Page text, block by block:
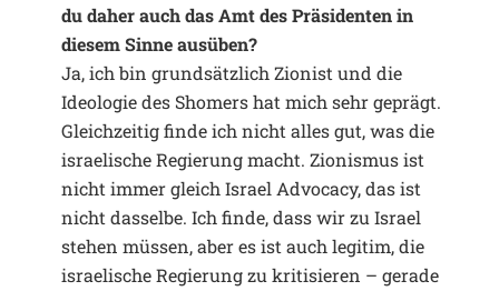
du daher auch das Amt des Präsidenten in
diesem Sinne ausüben?
Ja, ich bin grundsätzlich Zionist und die
Ideologie des Shomers hat mich sehr geprägt.
Gleichzeitig finde ich nicht alles gut, was die
israelische Regierung macht. Zionismus ist
nicht immer gleich Israel Advocacy, das ist
nicht dasselbe. Ich finde, dass wir zu Israel
stehen müssen, aber es ist auch legitim, die
israelische Regierung zu kritisieren – gerade